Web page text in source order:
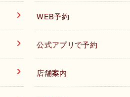
WEB予約
公式アプリで予約
店舗案内